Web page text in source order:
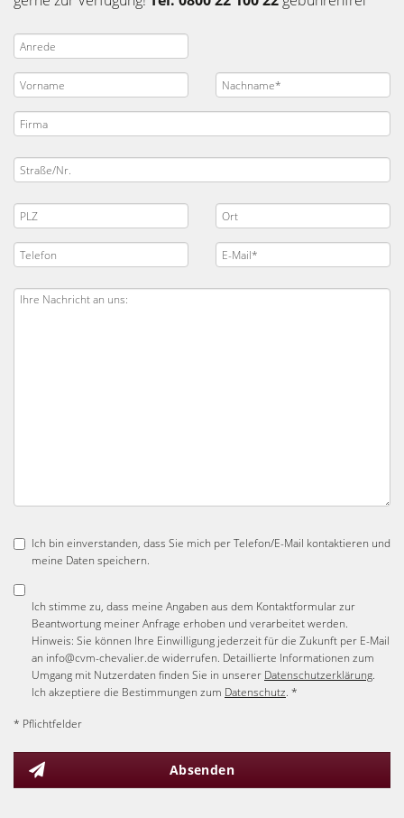
Ich bin einverstanden, dass Sie mich per Telefon/E-Mail kontaktieren und
meine Daten speichern.
Ich stimme zu, dass meine Angaben aus dem Kontaktformular zur
Beantwortung meiner Anfrage erhoben und verarbeitet werden.
Hinweis: Sie können Ihre Einwilligung jederzeit für die Zukunft per E-Mail
an info@cvm-chevalier.de widerrufen. Detaillierte Informationen zum
Umgang mit Nutzerdaten finden Sie in unserer Datenschutzerklärung.
Ich akzeptiere die Bestimmungen zum Datenschutz. *
* Pflichtfelder
Absenden